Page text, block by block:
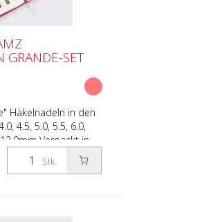
GRANDE-SET
Häkelnadeln in den
4.5, 5.0, 5.5, 6.0,
Verpackt in
farbenen
Stk.